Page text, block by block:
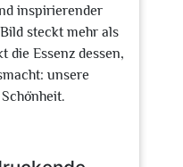
inspirierender
steckt mehr als
die Essenz dessen,
unsere